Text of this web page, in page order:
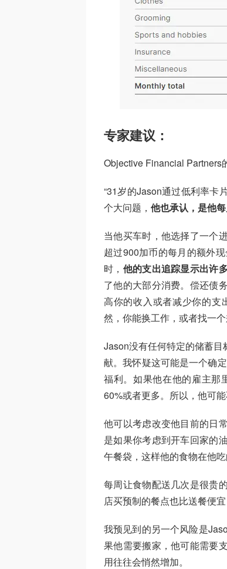
专家建议：
Objective Financial Partners
“31岁的Jason通过低利率卡
个大问题， 他也承认，是他
当他买车时，他选择了一个
超过900加币的每月的额外
时， 他的支出追踪显示出许
了他的大部分消费。偿还债
高你的收入或者减少你的支
然，你能换工作，或者找一个
Jason没有任何特定的储蓄
献。我怀疑这可能是一个确
福利。如果他在他的雇主那
60%或者更多。所以，他可
他可以考虑改变他目前的日
是如果你考虑到开车回家的
午餐袋，这样他的食物在他吃
每周让食物配送几次是很贵
店买预制的餐点也比送餐便
我预见到的另一个风险是
果他需要搬家，他可能需要
用往往会悄然增加。